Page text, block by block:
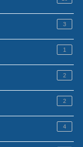
3
1
2
2
4